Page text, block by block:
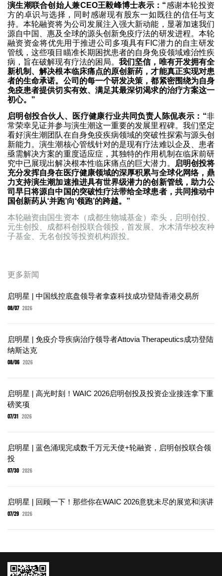
演生潮联合创始人兼CEO王毅峰博士表示：“感谢本轮投资
方的卓识与选择，同时感谢现有股东一如既往的信任与支
持。本轮融资将为公司发展注入强大新动能，显著加速我们
源自中国、惠及全球的源头创新免疫疗法的研发进程。本轮
融资资金将优先用于推进公司多项具有FIC潜力的自主研发
管线，这些项目瞄准长期困扰患者的自身免疫领域难治性疾
病，旨在破解现有疗法的困局。我们坚信，唯有开发拥有全
新机制、解决根本临床痛点的原创新药，才能真正实现对患
者的生命承诺。公司的每一个研发决策，都紧密围绕为自身
免疫患者提供切实有效、满足其最深切渴求的治疗方案这一
初心。”
启明创投合伙人、医疗健康行业共同负责人陈侃表示：“非
常荣幸见证并参与演生潮这一重要的发展里程碑。我们坚定
看好演生潮团队在自身免疫疾病领域的突破性探索与源头创
新能力。演生潮核心管线针对的是现有疗法难以企及、患者
亟需解决方案的重度适应症，其独特的作用机制在临床前研
究中已展现出解决根本性临床痛点的巨大潜力。
启明创投将
充分发挥自身在医疗健康领域的深厚积累与全球化网络，鼎
力支持演生潮加速推进具有世界级潜力的创新管线，助力公
司早日将源自中国的突破性疗法带给全球患者，共同推动中
国创新药从‘并跑’向‘领跑’的跨越。”
本轮融资由国生资本（成都生物城基金）牵头，启明创投、
元生创投、成都科创投联合领投，首发展、水木清华校友种
子基金、无名创投等投资机构跟投。
更多新闻
启明星 | 中国线控底盘领导者拿森科技成功登陆香港交易所
08/07 2026
启明星 | 免疫介导疾病治疗领导者Attovia Therapeutics成功登陆
纳斯达克
08/06 2026
启明星 | 高光时刻！WAIC 2026启明创投及投资企业接连拿下重
磅奖项
07/31 2026
启明星 | 蓝色涌现完成数千万元天使+轮融资，启明创投联合领
投
07/30 2026
启明星 | 回顾一下！那些你在WAIC 2026意犹未尽的展览和演讲
07/29 2026